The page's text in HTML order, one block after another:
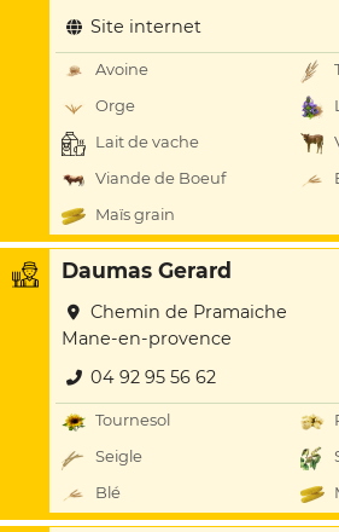
Site internet
Avoine
Orge
Lait de vache
Viande de Boeuf
Maïs grain
Daumas Gerard
Chemin de Pramaiche
Mane-en-provence
04 92 95 56 62
Tournesol
Seigle
Blé